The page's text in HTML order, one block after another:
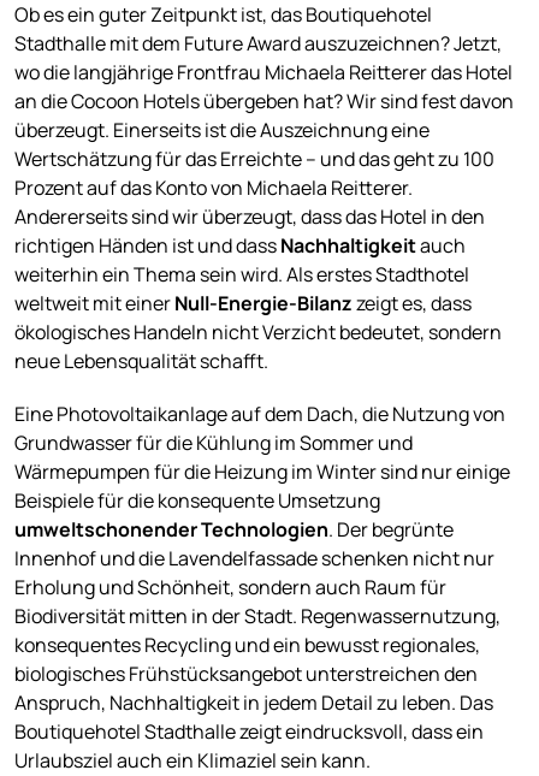
Ob es ein guter Zeitpunkt ist, das Boutiquehotel
Stadthalle mit dem Future Award auszuzeichnen? Jetzt,
wo die langjährige Frontfrau Michaela Reitterer das Hotel
an die Cocoon Hotels übergeben hat? Wir sind fest davon
überzeugt. Einerseits ist die Auszeichnung eine
Wertschätzung für das Erreichte – und das geht zu 100
Prozent auf das Konto von Michaela Reitterer.
Andererseits sind wir überzeugt, dass das Hotel in den
richtigen Händen ist und dassNachhaltigkeitauch
weiterhin ein Thema sein wird. Als erstes Stadthotel
weltweit mit einerNull-Energie-Bilanzzeigt es, dass
ökologisches Handeln nicht Verzicht bedeutet, sondern
neue Lebensqualität schafft.
Eine Photovoltaikanlage auf dem Dach, die Nutzung von
Grundwasser für die Kühlung im Sommer und
Wärmepumpen für die Heizung im Winter sind nur einige
Beispiele für die konsequente Umsetzung
umweltschonender Technologien. Der begrünte
Innenhof und die Lavendelfassade schenken nicht nur
Erholung und Schönheit, sondern auch Raum für
Biodiversität mitten in der Stadt. Regenwassernutzung,
konsequentes Recycling und ein bewusst regionales,
biologisches Frühstücksangebot unterstreichen den
Anspruch, Nachhaltigkeit in jedem Detail zu leben. Das
Boutiquehotel Stadthalle zeigt eindrucksvoll, dass ein
Urlaubsziel auch ein Klimaziel sein kann.